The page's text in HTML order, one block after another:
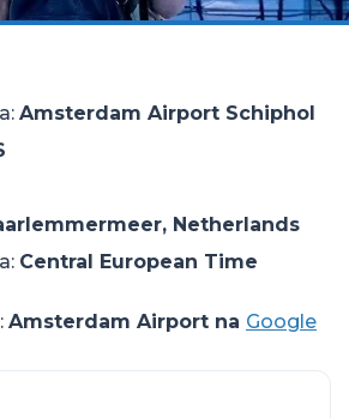
: Amsterdam Airport Schiphol
Netherlands
: Central European Time
Amsterdam Airport na Google